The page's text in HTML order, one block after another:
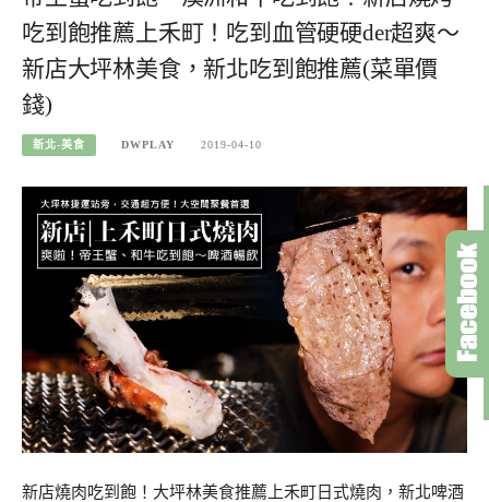
吃到飽推薦上禾町！吃到血管硬硬der超爽～
新店大坪林美食，新北吃到飽推薦(菜單價
錢)
新北-美食 DWPLAY 2019-04-10
新店燒肉吃到飽！大坪林美食推薦上禾町日式燒肉，新北啤酒